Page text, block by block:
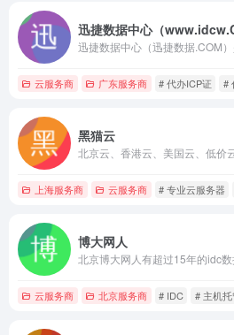
迅捷数据中心（
云服务商 广东服务商 # 代办ICP证 #
黑猫云
上海服务商 云服务商 # 专业云服务器
博大网人
云服务商 北京服务商 # IDC # 主机